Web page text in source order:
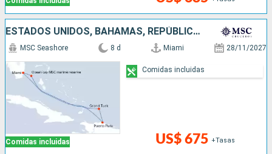
ESTADOS UNIDOS, BAHAMAS, REPÚBLICA DOMINICANA
Comidas incluidas
MSC Seashore 8 d Miami 28/11/2027
US$ 675 +Tasas
Comidas incluidas